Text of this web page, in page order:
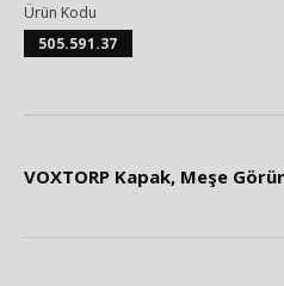
Ürün Kodu
505.591.37
VOXTORP Kapak, Meşe